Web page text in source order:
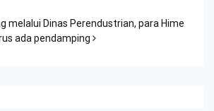
melalui Dinas Perendustrian, para Hime
ada pendamping